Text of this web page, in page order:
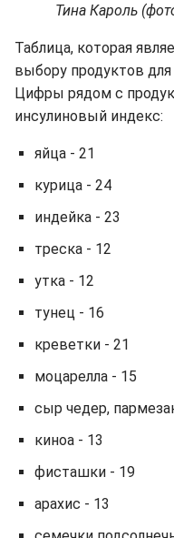
Тина Кароль
Таблица, которая
выбору продуктов
Цифры рядом с
инсулиновый индекс:
яйца - 21
курица - 24
индейка - 23
треска - 12
утка - 12
тунец - 16
креветки - 21
моцарелла - 15
сыр чедер,
киноа - 13
фисташки - 19
арахис - 13